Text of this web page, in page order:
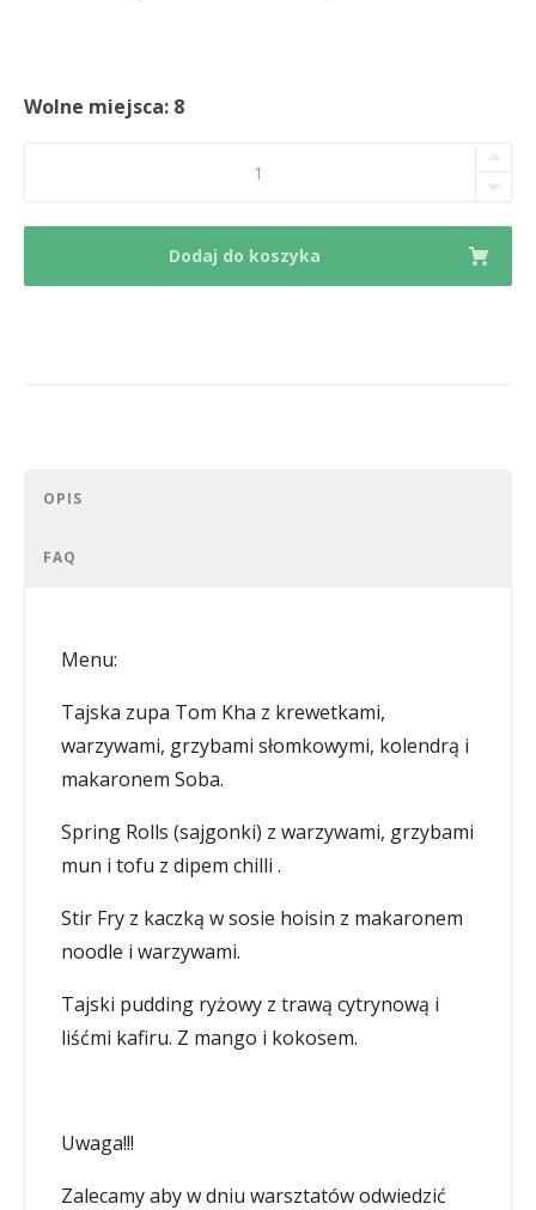
Wolne miejsca: 8
quantity
Dodaj do koszyka
OPIS
FAQ
Menu:
Tajska zupa Tom Kha z krewetkami,
warzywami, grzybami słomkowymi, kolendrą i
makaronem Soba.
Spring Rolls (sajgonki) z warzywami, grzybami
mun i tofu z dipem chilli .
Stir Fry z kaczką w sosie hoisin z makaronem
noodle i warzywami.
Tajski pudding ryżowy z trawą cytrynową i
liśćmi kafiru. Z mango i kokosem.
Uwaga!!!
Zalecamy aby w dniu warsztatów odwiedzić